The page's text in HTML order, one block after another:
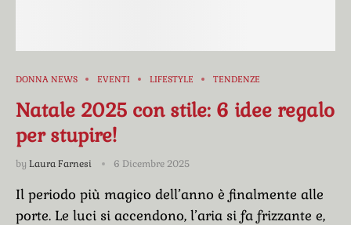
DONNA NEWS EVENTI LIFESTYLE TENDENZE
Natale 2025 con stile: 6 idee regalo
per stupire!
by Laura Farnesi 6 Dicembre 2025
Il periodo più magico dell’anno è finalmente alle
porte. Le luci si accendono, l’aria si fa frizzante e,